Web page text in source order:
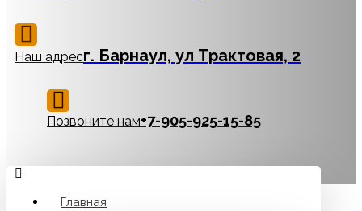
Наш адресг. Барнаул, ул Трактовая, 2
Позвоните нам‪+7-905-925-15-85
Главная